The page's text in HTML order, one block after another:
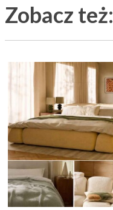
Zobacz też: